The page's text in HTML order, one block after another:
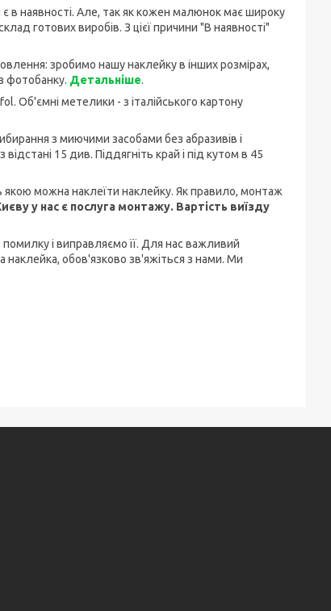
є в наявності. Але, так як кожен малюнок має широку
готових виробів. З цієї причини "В наявності"
зробимо нашу наклейку в інших розмірах,
фотобанку. Детальніше.
Об'ємні метелики - з італійського картону
з миючими засобами без абразивів і
15 див. Піддягніть край і під кутом в 45
якою можна наклеїти наклейку. Як правило, монтаж
у нас є послуга монтажу. Вартість виїзду
і виправляємо її. Для нас важливий
наклейка, обов'язково зв'яжіться з нами. Ми